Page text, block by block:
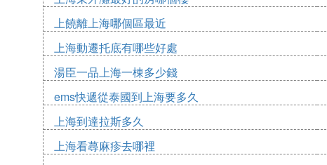
上饒離上海哪個區最近
上海動遷托底有哪些好處
湯臣一品上海一棟多少錢
ems快遞從泰國到上海要多久
上海到達拉斯多久
上海看蕁麻疹去哪裡